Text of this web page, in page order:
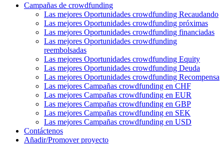
Campañas de crowdfunding
Las mejores Oportunidades crowdfunding Recaudando
Las mejores Oportunidades crowdfunding próximas
Las mejores Oportunidades crowdfunding financiadas
Las mejores Oportunidades crowdfunding
reembolsadas
Las mejores Oportunidades crowdfunding Equity
Las mejores Oportunidades crowdfunding Deuda
Las mejores Oportunidades crowdfunding Recompensa
Las mejores Campañas crowdfunding en CHF
Las mejores Campañas crowdfunding en EUR
Las mejores Campañas crowdfunding en GBP
Las mejores Campañas crowdfunding en SEK
Las mejores Campañas crowdfunding en USD
Contáctenos
Añadir/Promover proyecto